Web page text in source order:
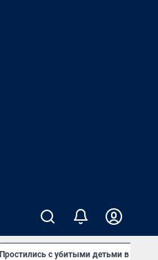
Простились с убитыми детьми в